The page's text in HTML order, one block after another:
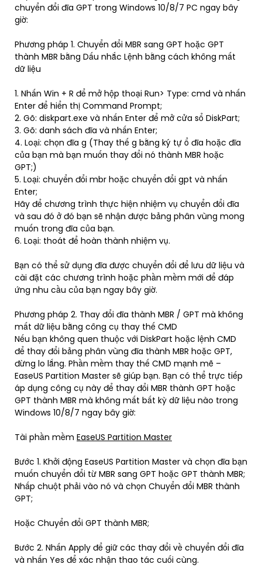
chuyển đổi đĩa GPT trong Windows 10/8/7 PC ngay bây
giờ:
Phương pháp 1. Chuyển đổi MBR sang GPT hoặc GPT
thành MBR bằng Dấu nhắc Lệnh bằng cách không mất
dữ liệu
1. Nhấn Win + R để mở hộp thoại Run> Type: cmd và nhấn
Enter để hiển thị Command Prompt;
2. Gõ: diskpart.exe và nhấn Enter để mở cửa sổ DiskPart;
3. Gõ: danh sách đĩa và nhấn Enter;
4. Loại: chọn đĩa g (Thay thế g bằng ký tự ổ đĩa hoặc đĩa
của bạn mà bạn muốn thay đổi nó thành MBR hoặc
GPT;)
5. Loại: chuyển đổi mbr hoặc chuyển đổi gpt và nhấn
Enter;
Hãy để chương trình thực hiện nhiệm vụ chuyển đổi đĩa
và sau đó ở đó bạn sẽ nhận được bảng phân vùng mong
muốn trong đĩa của bạn.
6. Loại: thoát để hoàn thành nhiệm vụ.
Bạn có thể sử dụng đĩa được chuyển đổi để lưu dữ liệu và
cài đặt các chương trình hoặc phần mềm mới để đáp
ứng nhu cầu của bạn ngay bây giờ.
Phương pháp 2. Thay đổi đĩa thành MBR / GPT mà không
mất dữ liệu bằng công cụ thay thế CMD
Nếu bạn không quen thuộc với DiskPart hoặc lệnh CMD
để thay đổi bảng phân vùng đĩa thành MBR hoặc GPT,
đừng lo lắng. Phần mềm thay thế CMD mạnh mẽ –
EaseUS Partition Master sẽ giúp bạn. Bạn có thể trực tiếp
áp dụng công cụ này để thay đổi MBR thành GPT hoặc
GPT thành MBR mà không mất bất kỳ dữ liệu nào trong
Windows 10/8/7 ngay bây giờ:
Tài phần mềm EaseUS Partition Master
Bước 1. Khởi động EaseUS Partition Master và chọn đĩa bạn
muốn chuyển đổi từ MBR sang GPT hoặc GPT thành MBR;
Nhấp chuột phải vào nó và chọn Chuyển đổi MBR thành
GPT;
Hoặc Chuyển đổi GPT thành MBR;
Bước 2. Nhấn Apply để giữ các thay đổi về chuyển đổi đĩa
và nhấn Yes để xác nhận thao tác cuối cùng.